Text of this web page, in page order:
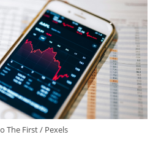
The First / Pexels